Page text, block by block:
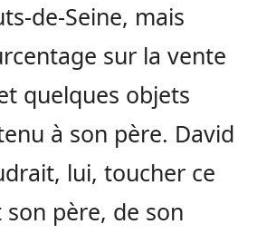
de-Seine, mais
sur la vente
quelques objets
à son père. David
lui, toucher ce
père, de son